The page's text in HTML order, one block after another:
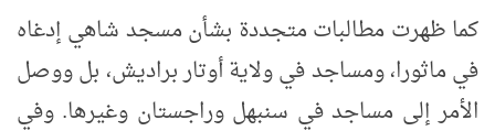
كما ظهرت مطالبات متجددة بشأن مسجد شاهي إدغاه
في ماثورا، ومساجد في ولاية أوتار براديش، بل ووصل
الأمر إلى مساجد في سنبهل وراجستان وغيرها. وفي